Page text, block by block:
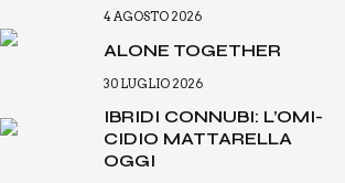
4 AGOSTO 2026
ALO­NE TOGE­THER
30 LUGLIO 2026
IBRI­DI CON­NU­BI: L’O­MI­
CI­DIO MAT­TA­REL­LA
OGGI